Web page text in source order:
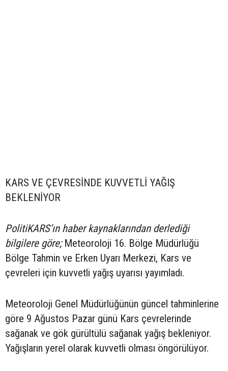
KARS VE ÇEVRESİNDE KUVVETLİ YAĞIŞ
BEKLENİYOR
PolitiKARS’ın haber kaynaklarından derlediği
bilgilere göre;Meteoroloji 16. Bölge Müdürlüğü
Bölge Tahmin ve Erken Uyarı Merkezi, Kars ve
çevreleri için kuvvetli yağış uyarısı yayımladı.
Meteoroloji Genel Müdürlüğünün güncel tahminlerine
göre 9 Ağustos Pazar günü Kars çevrelerinde
sağanak ve gök gürültülü sağanak yağış bekleniyor.
Yağışların yerel olarak kuvvetli olması öngörülüyor.